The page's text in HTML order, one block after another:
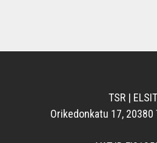
TSR |
Orikedonkatu 17, 20380